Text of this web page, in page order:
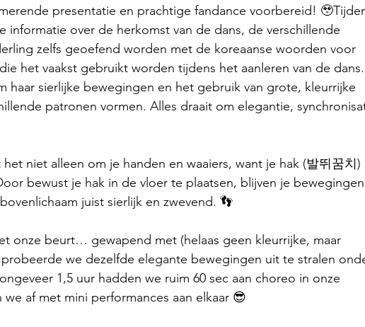
presentatie en prachtige fandance voorbereid!
informatie over de herkomst van de dans, de verschillende
zelfs geoefend worden met de koreaanse woorden voor
het vaakst gebruikt worden tijdens het aanleren van de
haar sierlijke bewegingen en het gebruik van grote, kleurrijke
patronen vormen. Alles draait om elegantie,
niet alleen om je handen en waaiers, want je hak (발뛰꿈치)
bewust je hak in de vloer te plaatsen, blijven je bewegingen
juist sierlijk en zwevend. 👣
onze beurt… gewapend met (helaas geen kleurrijke, maar
we dezelfde elegante bewegingen uit te stralen
1,5 uur hadden we ruim 60 sec aan choreo in onze
we af met mini performances aan elkaar 😎